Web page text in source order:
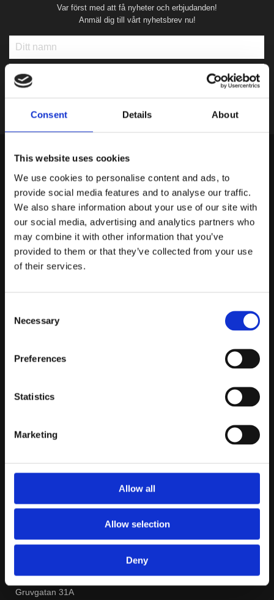
Consent Details About
This website uses cookies
We use cookies to personalise content and ads, to
provide social media features and to analyse our traffic.
We also share information about your use of our site with
our social media, advertising and analytics partners who
may combine it with other information that you’ve
provided to them or that they’ve collected from your use
of their services.
Selection
Necessary
Preferences
Statistics
Marketing
Allow all
Allow selection
Deny
Finns i lagershop Göteborg
79 kr
Var först med att få nyheter och erbjudanden!
Anmäl dig till vårt nyhetsbrev nu!
dB Akuten
Gruvgatan 31A
421 30 Västra Frölunda
Om oss
dBAkuten ingår i Elofssons försäljnings AB
Bilder
Köpvillkor
Kontakta oss
dBAkuten / Elofssons Försäljnings AB
Gruvgatan 31A